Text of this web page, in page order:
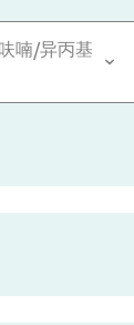
喃/异丙基